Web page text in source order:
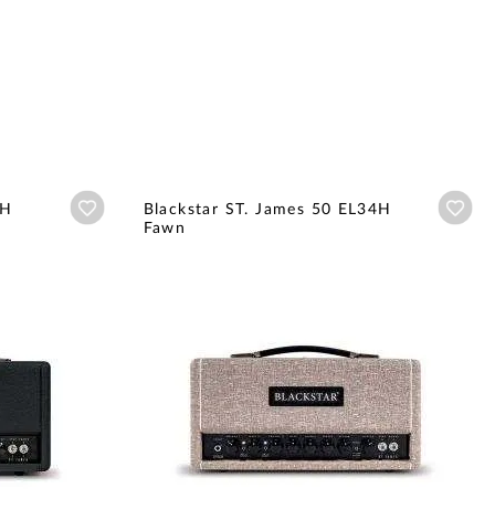
Añadir a wishlist
Blackstar ST. James 50 EL34H
Fawn